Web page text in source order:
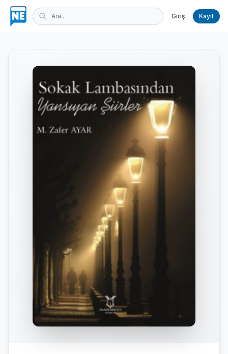
Giriş Kayıt